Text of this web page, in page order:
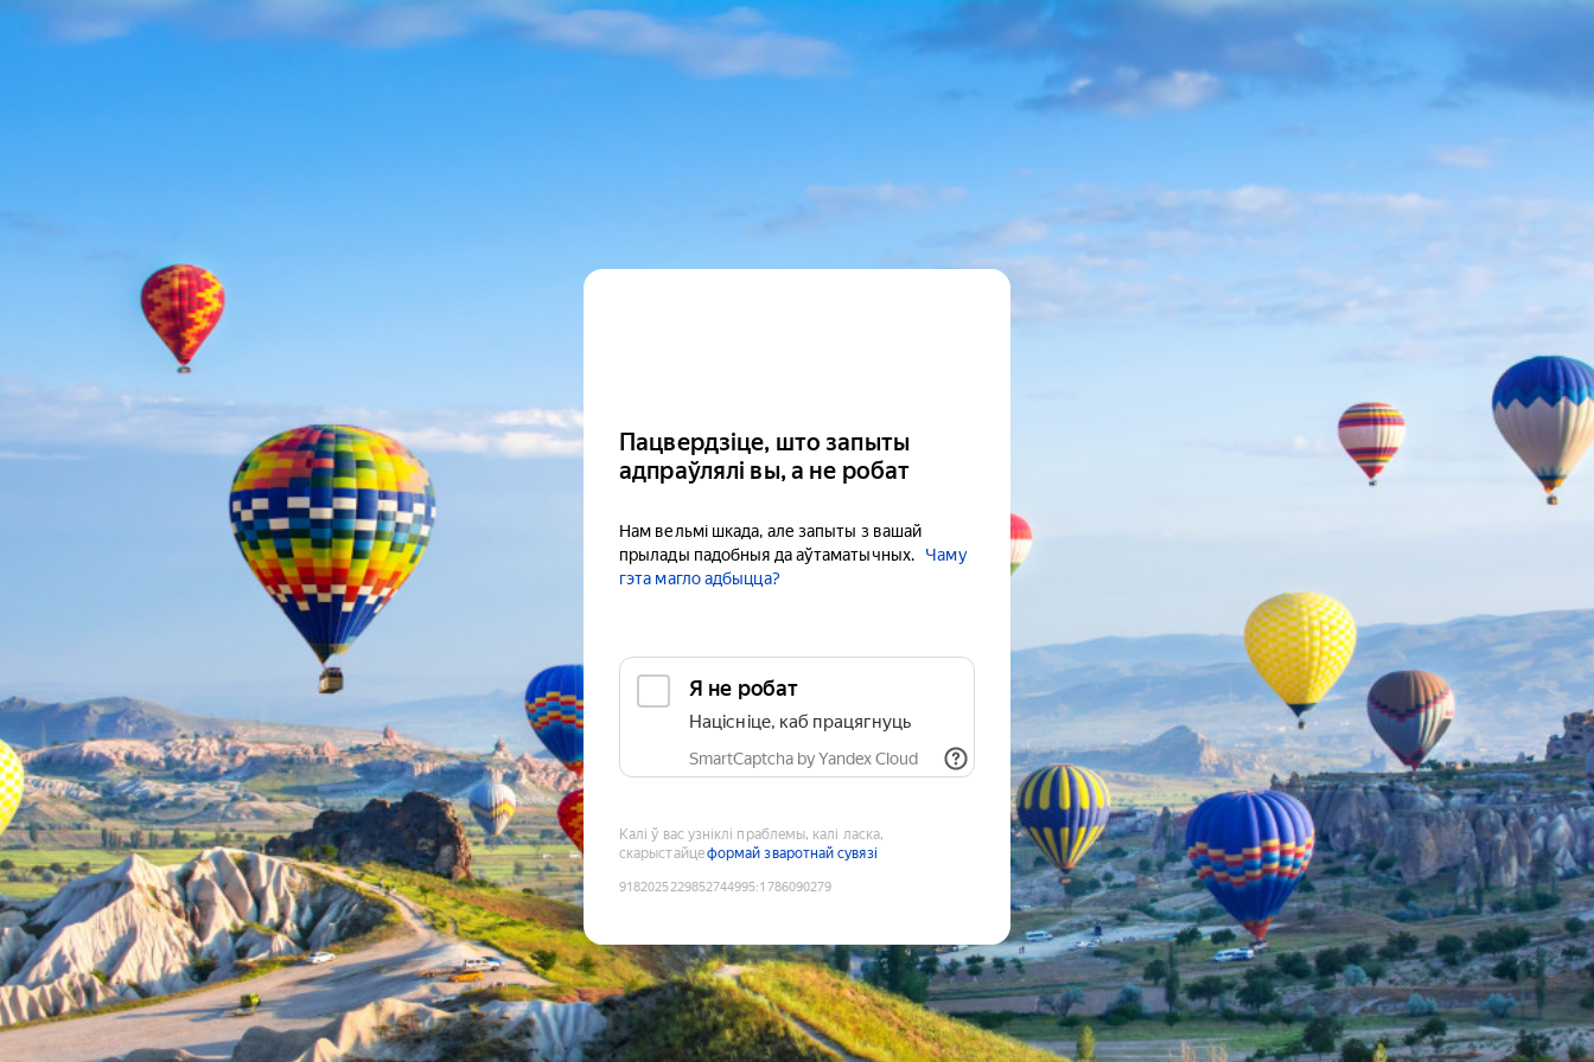
Пацвердзіце, што запыты
адпраўлялі вы, а не робат
Нам вельмі шкада, але запыты з вашай
прылады падобныя да аўтаматычных.
Чаму
гэта магло адбыцца?
Я не робат
Націсніце, каб працягнуць
SmartCaptcha by Yandex Cloud
Калі ў вас узніклі праблемы, калі ласка,
скарыстайцеформай зваротнай сувязі
9182025229852744995:1786090279